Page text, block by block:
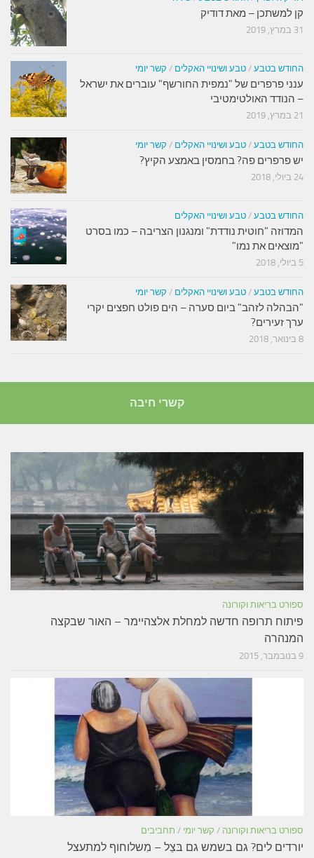
קן למשתכן – מאת דודיק
31 במרץ, 2019
החודש בטבע / טבע ושינויי האקלים / קשר יומי
ענני פרפרים של "נמפית החורשף" עוברים את ישראל
– הנודד האולטימטיבי
21 במרץ, 2019
החודש בטבע / טבע ושינויי האקלים / קשר יומי
יש פרפרים פה? בחמסין באמצע הקיץ?
24 ביולי, 2018
החודש בטבע / טבע ושינויי האקלים
המדוזה "חוטית נודדת" ומנגנון הצריבה – כמו בסרט
"מוצאים את נמו"
5 ביולי, 2018
החודש בטבע / טבע ושינויי האקלים / קשר יומי
"הבהלה לזהב" ביום סערה – הים פולט חפצים יקרי
ערך זעירים?
8 בינואר, 2018
קשרי חיבה
ספורט בריאות וקורונה
פיתוח תרופה חדשה למחלת אלצהיימר – האור שבקצה
המנהרה
9 בנובמבר, 2015
ספורט בריאות וקורונה / קשר יומי / תחביבים
יורדים לים? גם בשמש גם בּצֵל – מִשלוחוף למתעצל